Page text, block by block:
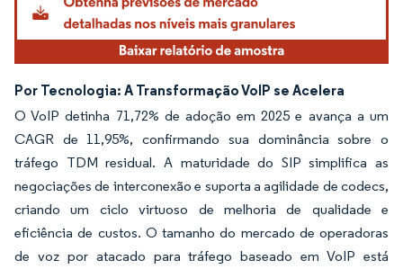
Por Tecnologia: A Transformação VoIP se Acelera
O VoIP detinha 71,72% de adoção em 2025 e avança a um
CAGR de 11,95%, confirmando sua dominância sobre o
tráfego TDM residual. A maturidade do SIP simplifica as
negociações de interconexão e suporta a agilidade de codecs,
criando um ciclo virtuoso de melhoria de qualidade e
eficiência de custos. O tamanho do mercado de operadoras
de voz por atacado para tráfego baseado em VoIP está